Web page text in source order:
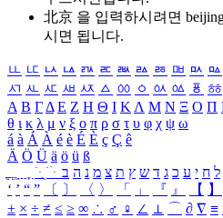
北京 을 입력하시려면
시면 됩니다.
ㅥ ㅦ ㅧ ㅨ ㅩ ㅪ ㅫ ㅬ ㅭ ㅮ ㅯ ㅰ
ㅺ ㅻ ㅼ ㅽ ㅾ ㅿ ㆀ ㆁ ㆂ ㆃ ㆄ ㆅ
Α Β ΓΔ Ε Ζ Η Θ Ι ΚΛ Μ Ν Ξ Ο Π
θ ι κ λ μ ν ξ ο π ρ σ τ υ φ χ ψ ω
á à Á À é è É È ç Ç ê
Ä Ö Ü ä ö ü ß
ִֶֹ ֻּ ׁׂ ל ח י ע כ ג ד ש ץ ת צ מ נ ה ב
‘ ’ “ ” 〔 〕 〈 〉 「 」 『 』 【 】
± × ÷ ≠ ≤ ≥ ∞ ∴ ♂ ♀ ∠ ⊥ ⌒ ∂ ∇ ≡